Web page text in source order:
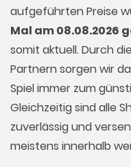
aufgeführten Preise
Mal am 08.08.2026
somit aktuell. Durch
Partnern sorgen wir
Spiel immer zum
Gleichzeitig sind alle
zuverlässig und
meistens innerhalb